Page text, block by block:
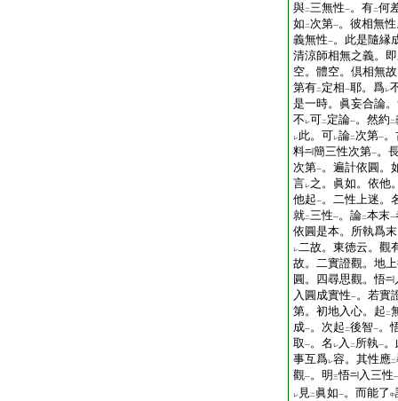
與二三無性一。有二何
如 二次第一。彼相無
義無性一。此是隨縁
清涼師相無之義。
空。體空。倶相無
第有二 定相一耶。爲レ
是一時。眞妄合論
不 レ可二 定論一。然約 二
レ此。可レ論二次第一
料
簡三性次第一。
次第一。遍計依圓。
言レ之。眞如。依他
他起一。二性上迷。
就二三性一。論二本末一
依圓是本。所執爲
レ二故。東徳云。觀
故。二實證觀。地
圓。四尋思觀。悟
入圓成實性一。若實
第。初地入心。起 二
成一。次起 二後智一。
取一。名 レ 入 二 所執一
事互爲レ容。其性應二
觀一。明 三悟 入三性一
レ 見二 眞如一。而能了 中